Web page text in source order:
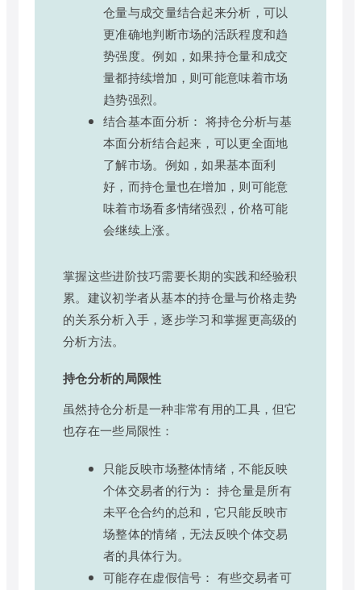
仓量与成交量结合起来分析，可以
更准确地判断市场的活跃程度和趋
势强度。例如，如果持仓量和成交
量都持续增加，则可能意味着市场
趋势强烈。
结合基本面分析： 将持仓分析与基
本面分析结合起来，可以更全面地
了解市场。例如，如果基本面利
好，而持仓量也在增加，则可能意
味着市场看多情绪强烈，价格可能
会继续上涨。
掌握这些进阶技巧需要长期的实践和经验积
累。建议初学者从基本的持仓量与价格走势
的关系分析入手，逐步学习和掌握更高级的
分析方法。
持仓分析的局限性
虽然持仓分析是一种非常有用的工具，但它
也存在一些局限性：
只能反映市场整体情绪，不能反映
个体交易者的行为： 持仓量是所有
未平仓合约的总和，它只能反映市
场整体的情绪，无法反映个体交易
者的具体行为。
可能存在虚假信号： 有些交易者可